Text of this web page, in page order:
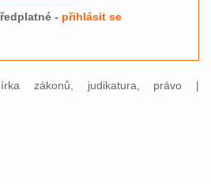
- přihlásit se
zákonů, judikatura, právo |